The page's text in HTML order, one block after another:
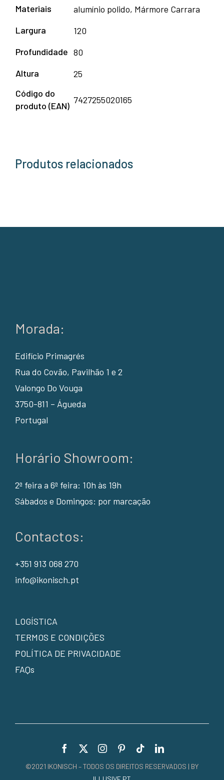
Materiais
alumínio polido, Mármore Carrara
Largura
120
Profundidade 80
Altura
25
Código do
produto (EAN)
7427255020165
Produtos relacionados
Morada:
Edifício Primagrés
Rua do Covão, Pavilhão 1 e 2
Valongo Do Vouga
3750-811 – Águeda
Portugal
Horário Showroom:
2ª feira a 6ª feira: 10h às 19h
Sábados e Domingos: por marcação
Contactos:
+351 913 068 270
info@ikonisch.pt
LOGÍSTICA
TERMOS E CONDIÇÕES
POLÍTICA DE PRIVACIDADE
FAQs
©2021 IKONISCH – TODOS OS DIREITOS RESERVADOS | BY